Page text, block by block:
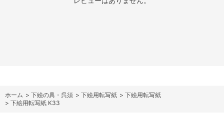
ホーム > 下絵の具・呉須 > 下絵用転写紙 > 下絵用転写紙
> 下絵用転写紙 K33